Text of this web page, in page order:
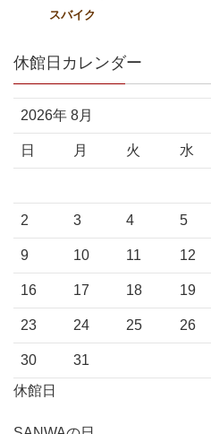
スバイク
休館日カレンダー
2026年 8月
日 月 火 水
2 3 4 5
9 10 11 12
16 17 18 19
23 24 25 26
30
31
休館日